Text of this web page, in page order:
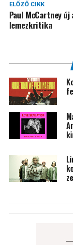
ELŐZŐ CIKK
Paul McCartney
lemezkritika